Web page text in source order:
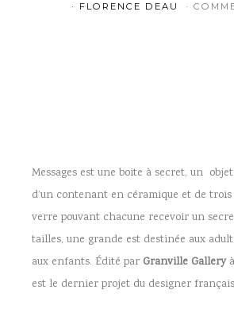
FLORENCE DEAU
Messages est une boite à secret, un
d’un contenant en céramique et de
verre pouvant chacune recevoir un
tailles, une grande est destinée aux
aux enfants. Édité par Granville Gallery
est le dernier projet du designer français